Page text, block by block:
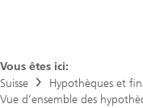
Vous êtes ici:
Suisse
Hypothèques et
Vue d’ensemble des